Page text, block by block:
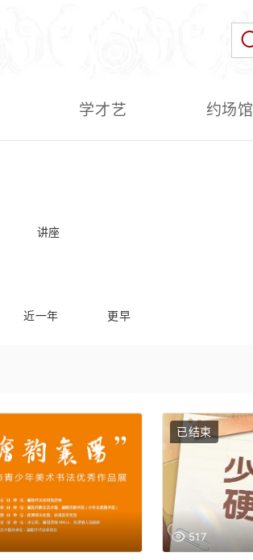
学才艺 约场馆
讲座
近一年 更早
已结束
517